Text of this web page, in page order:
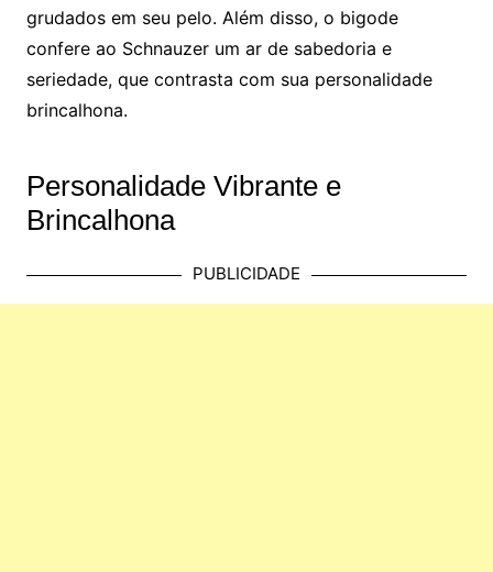
grudados em seu pelo. Além disso, o bigode
confere ao Schnauzer um ar de sabedoria e
seriedade, que contrasta com sua personalidade
brincalhona.
Personalidade Vibrante e
Brincalhona
PUBLICIDADE